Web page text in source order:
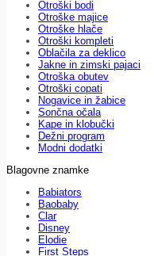
Otroški bodi
Otroške majice
Otroške hlače
Otroški kompleti
Oblačila za deklico
Jakne in zimski pajaci
Otroška obutev
Otroški copati
Nogavice in žabice
Sončna očala
Kape in klobučki
Dežni program
Modni dodatki
Blagovne znamke
Babiators
Baobaby
Clar
Disney
Elodie
First Steps